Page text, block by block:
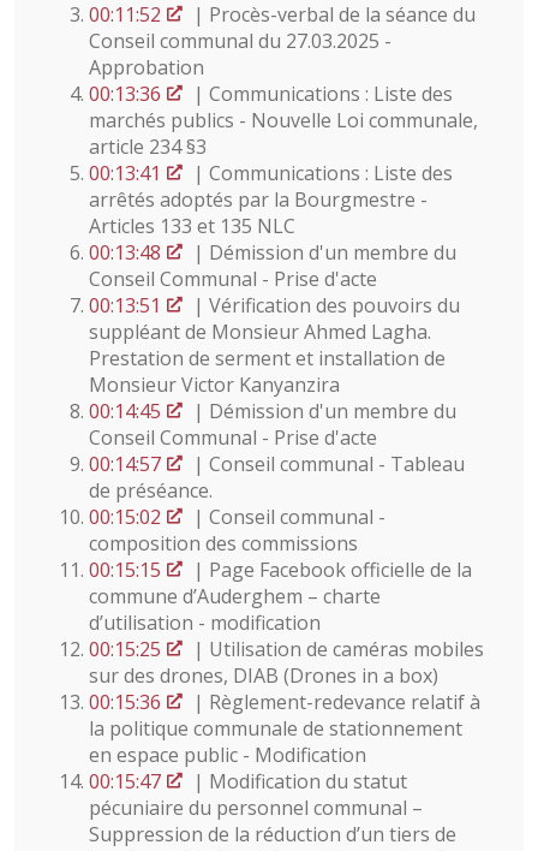
00:11:52
| Procès-verbal de la séance du
Conseil communal du 27.03.2025 -
Approbation
00:13:36
| Communications : Liste des
marchés publics - Nouvelle Loi communale,
article 234 §3
00:13:41
| Communications : Liste des
arrêtés adoptés par la Bourgmestre -
Articles 133 et 135 NLC
00:13:48
| Démission d'un membre du
Conseil Communal - Prise d'acte
00:13:51
| Vérification des pouvoirs du
suppléant de Monsieur Ahmed Lagha.
Prestation de serment et installation de
Monsieur Victor Kanyanzira
00:14:45
| Démission d'un membre du
Conseil Communal - Prise d'acte
00:14:57
| Conseil communal - Tableau
de préséance.
00:15:02
| Conseil communal -
composition des commissions
00:15:15
| Page Facebook officielle de la
commune d’Auderghem – charte
d’utilisation - modification
00:15:25
| Utilisation de caméras mobiles
sur des drones, DIAB (Drones in a box)
00:15:36
| Règlement-redevance relatif à
la politique communale de stationnement
en espace public - Modification
00:15:47
| Modification du statut
pécuniaire du personnel communal –
Suppression de la réduction d’un tiers de